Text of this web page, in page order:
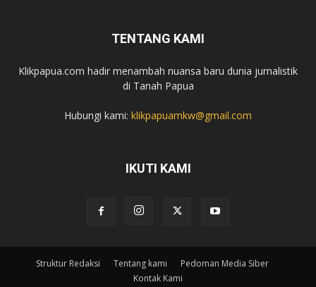
TENTANG KAMI
Klikpapua.com hadir menambah nuansa baru dunia jurnalistik
di Tanah Papua
Hubungi kami: klikpapuamkw@gmail.com
IKUTI KAMI
Struktur Redaksi Tentang kami
Pedoman Media Siber
Kontak Kami